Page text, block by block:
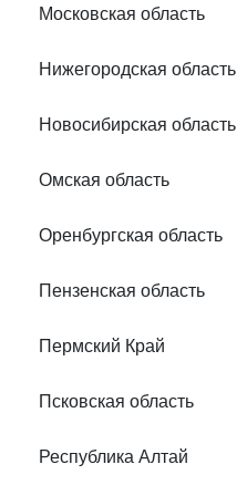
Московская область
Нижегородская область
Новосибирская область
Омская область
Оренбургская область
Пензенская область
Пермский Край
Псковская область
Республика Алтай